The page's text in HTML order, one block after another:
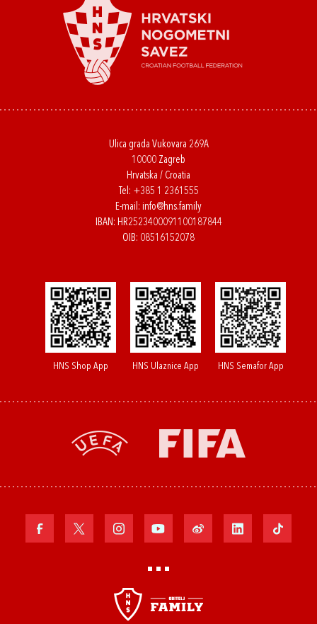
Ulica grada Vukovara 269A
10000 Zagreb
Hrvatska / Croatia
Tel: +385 1 2361555
E-mail: info@hns.family
IBAN: HR2523400091100187844
OIB: 08516152078
HNS Shop App HNS Ulaznice App HNS Semafor App